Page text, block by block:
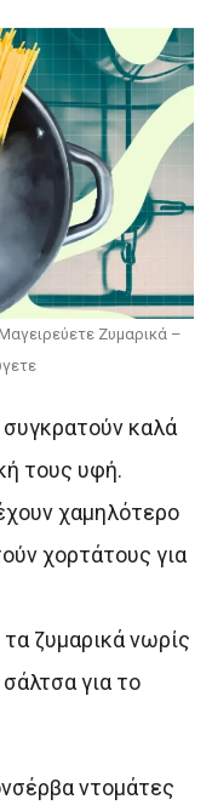
Ζυμαρικά –
καλά
τους υφή.
χαμηλότερο
χορτάτους για
τα ζυμαρικά νωρίς
για το
ντομάτες